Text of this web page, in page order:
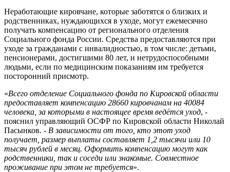
Неработающие кировчане, которые заботятся о близких и
родственниках, нуждающихся в уходе, могут ежемесячно
получать компенсацию от регионального отделения
Социального фонда России. Средства предоставляются при
уходе за гражданами с инвалидностью, в том числе: детьми,
пенсионерами, достигшими 80 лет, и нетрудоспособными
людьми, если по медицинским показаниям им требуется
посторонний присмотр.
«Всего отделение Социального фонда по Кировской области
предоставляет компенсацию 28660 кировчанам на 40084
человека, за которыми в настоящее время ведётся уход, -
пояснил управляющий ОСФР по Кировской области Николай
Пасынков. - В зависимости от того, кто этот уход
получает, размер выплаты составляет 1,2 тысячи или 10
тысяч рублей в месяц. Оформить компенсацию могут как
родственники, так и соседи или знакомые. Совместное
проживание при этом не требуется».